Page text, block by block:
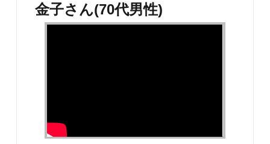
金子さん(70代男性)